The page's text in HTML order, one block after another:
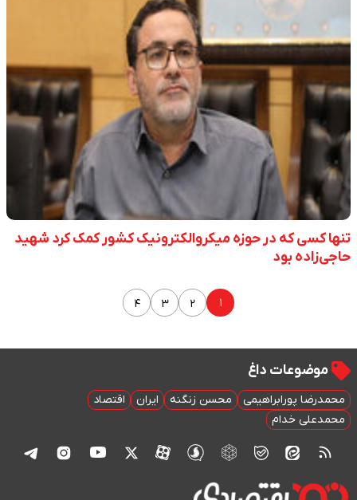
تنها کسی که در حوزه میکروالکترونیک کشور کمک کرد شهید
حاجی‌زاده بود
۱ ۲ ۳ ۴
موضوعات داغ
محمدرضا پورابراهیمی محسن زنگنه ایران
اقتصاد
محمدعلی خدام